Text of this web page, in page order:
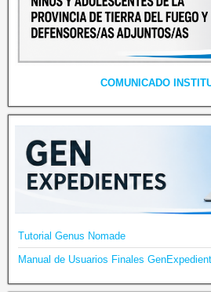
COMUNICADO
Tutorial Genus Nomade
Manual de Usuarios Finales